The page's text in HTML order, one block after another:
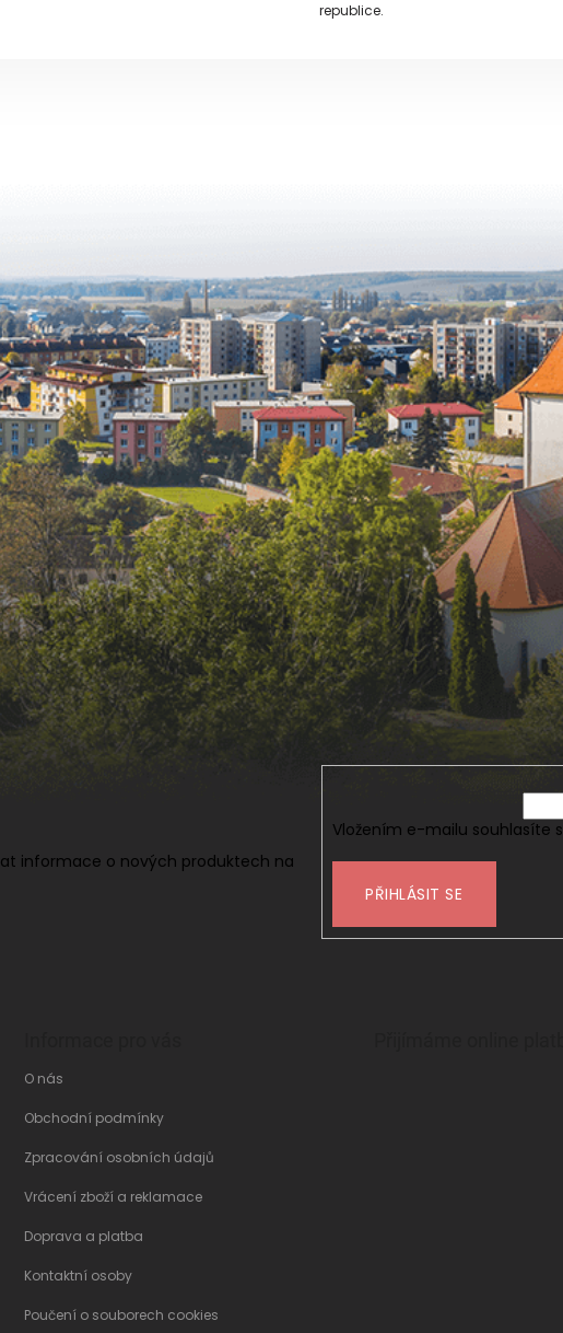
republice.
informace o nových produktech na
Vložením e-mailu souhlasíte s
PŘIHLÁSIT SE
O nás
Obchodní podmínky
Zpracování osobních údajů
Vrácení zboží a reklamace
Doprava a platba
Kontaktní osoby
Poučení o souborech cookies